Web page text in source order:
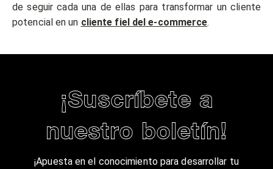
de seguir cada una de ellas para transformar un cliente
potencial en un cliente fiel del e-commerce.
¡Suscríbete a
nuestro boletín!
¡Apuesta en el conocimiento para desarrollar tu